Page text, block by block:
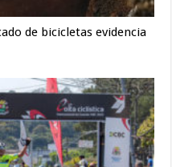
de bicicletas evidencia